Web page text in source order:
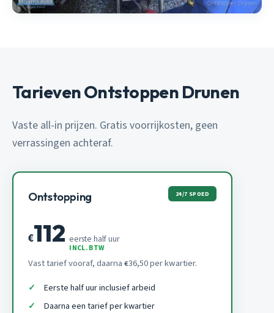
Tarieven Ontstoppen Drunen
Vaste all-in prijzen. Gratis voorrijkosten, geen
verrassingen achteraf.
Ontstopping 24/7 SPOED
€112 eerste half uur
INCL. BTW
Vast tarief vooraf, daarna €36,50 per kwartier.
Eerste half uur inclusief arbeid
Daarna een tarief per kwartier